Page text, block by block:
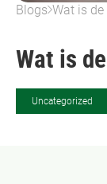
Blogs Wat is
Wat is
Uncategorized